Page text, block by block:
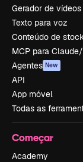
Gerador de vídeos
Texto para voz
Conteúdo de
MCP para
Agentes New
API
App móvel
Todas as
Começar
Academy